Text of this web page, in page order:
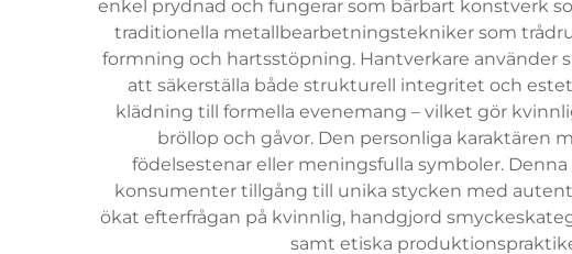
enkel prydnad och fungerar som bärbart konstverk
traditionella metallbearbetningstekniker som
formning och hartsstöpning. Hantverkare använder
att säkerställa både strukturell integritet och
klädning till formella evenemang – vilket gör
bröllop och gåvor. Den personliga karaktären
födelsestenar eller meningsfulla symboler.
konsumenter tillgång till unika stycken med
ökat efterfrågan på kvinnlig, handgjord
samt etiska